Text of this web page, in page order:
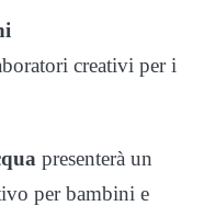
creativi per i
presenterà un
per bambini e